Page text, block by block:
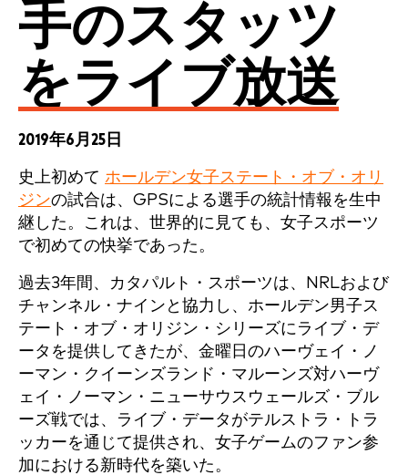
手のスタッツ
をライブ放送
2019年6月25日
史上初めて ホールデン女子ステート・オブ・オリ
ジンの試合は、GPSによる選手の統計情報を生中
継した。これは、世界的に見ても、女子スポーツ
で初めての快挙であった。
過去3年間、カタパルト・スポーツは、NRLおよび
チャンネル・ナインと協力し、ホールデン男子ス
テート・オブ・オリジン・シリーズにライブ・デ
ータを提供してきたが、金曜日のハーヴェイ・ノ
ーマン・クイーンズランド・マルーンズ対ハーヴ
ェイ・ノーマン・ニューサウスウェールズ・ブル
ーズ戦では、ライブ・データがテルストラ・トラ
ッカーを通じて提供され、女子ゲームのファン参
加における新時代を築いた。